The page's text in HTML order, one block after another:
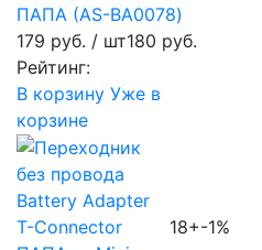
ПАПА (AS-BA0078)
179 руб. / шт180 руб.
Рейтинг:
В корзину Уже в
корзине
18+-1%